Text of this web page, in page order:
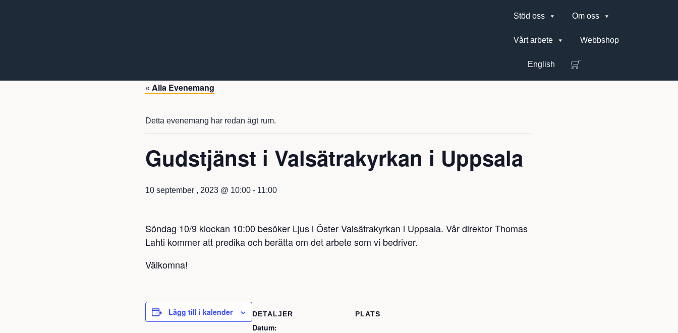
Stöd oss Om oss
Vårt arbete Webbshop
English
« Alla Evenemang
Detta evenemang har redan ägt rum.
Gudstjänst i Valsätrakyrkan i Uppsala
10 september , 2023 @ 10:00 - 11:00
Söndag 10/9 klockan 10:00 besöker Ljus i Öster Valsätrakyrkan i Uppsala. Vår direktor Thomas
Lahti kommer att predika och berätta om det arbete som vi bedriver.
Välkomna!
Lägg till i kalender DETALJER
Datum:
PLATS